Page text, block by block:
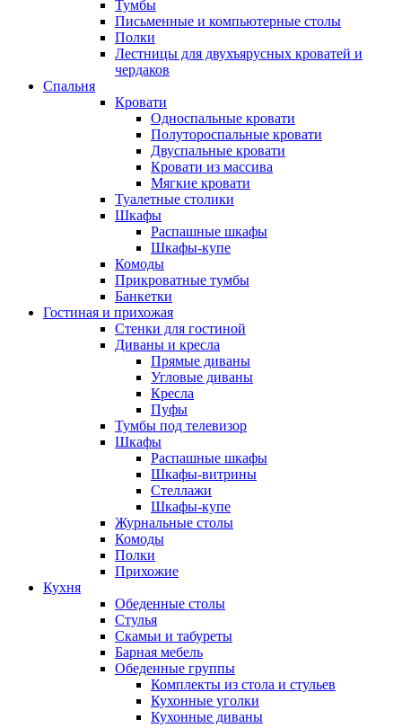
Тумбы
Письменные и компьютерные столы
Полки
Лестницы для двухъярусных кроватей и
чердаков
Спальня
Кровати
Односпальные кровати
Полутороспальные кровати
Двуспальные кровати
Кровати из массива
Мягкие кровати
Туалетные столики
Шкафы
Распашные шкафы
Шкафы-купе
Комоды
Прикроватные тумбы
Банкетки
Гостиная и прихожая
Стенки для гостиной
Диваны и кресла
Прямые диваны
Угловые диваны
Кресла
Пуфы
Тумбы под телевизор
Шкафы
Распашные шкафы
Шкафы-витрины
Стеллажи
Шкафы-купе
Журнальные столы
Комоды
Полки
Прихожие
Кухня
Обеденные столы
Стулья
Скамьи и табуреты
Барная мебель
Обеденные группы
Комплекты из стола и стульев
Кухонные уголки
Кухонные диваны